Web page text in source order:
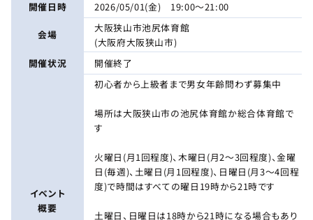
開催日時 2026/05/01(金) 19:00～21:00
会場
大阪狭山市池尻体育館
(大阪府大阪狭山市)
開催状況
開催終了
イベント
概要
初心者から上級者まで男女年齢問わず募集中
場所は大阪狭山市の池尻体育館か総合体育館で
す
火曜日(月1回程度)、木曜日(月2〜3回程度)、金曜
日(毎週)、土曜日(月1回程度)、日曜日(月3〜4回程
度)で時間はすべての曜日19時から21時です
土曜日、日曜日は18時から21時になる場合もあり